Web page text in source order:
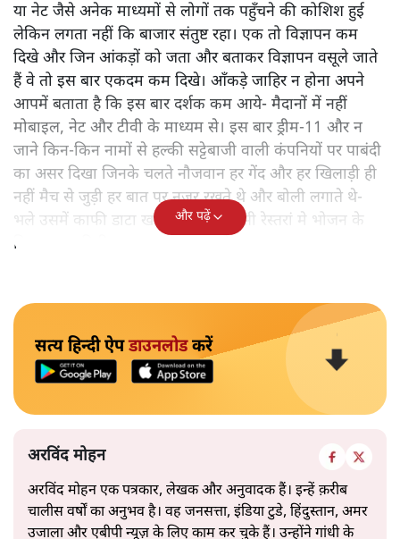
या नेट जैसे अनेक माध्यमों से लोगों तक पहुँचने की कोशिश हुई
लेकिन लगता नहीं कि बाजार संतुष्ट रहा। एक तो विज्ञापन कम
दिखे और जिन आंकड़ों को जता और बताकर विज्ञापन वसूले जाते
हैं वे तो इस बार एकदम कम दिखे। आँकड़े जाहिर न होना अपने
आपमें बताता है कि इस बार दर्शक कम आये- मैदानों में नहीं
मोबाइल, नेट और टीवी के माध्यम से। इस बार ड्रीम-11 और न
जाने किन-किन नामों से हल्की सट्टेबाजी वाली कंपनियों पर पाबंदी
का असर दिखा जिनके चलते नौजवान हर गेंद और हर खिलाड़ी ही
नहीं मैच से जुड़ी हर बात पर नजर रखते थे और बोली लगाते थे-
भले उसमें काफी डाटा खपता हो और किसी रेस्तरां मे भोजन के
बिल पर हल्की रियायत भर का लाभ हो।
और पढ़ें
सत्य हिन्दी ऐपडाउनलोडकरें
अरविंद मोहन
अरविंद मोहन एक पत्रकार, लेखक और अनुवादक हैं। इन्हें क़रीब
चालीस वर्षों का अनुभव है। वह जनसत्ता, इंडिया टुडे, हिंदुस्तान, अमर
उजाला और एबीपी न्यूज़ के लिए काम कर चुके हैं। उन्होंने गांधी के